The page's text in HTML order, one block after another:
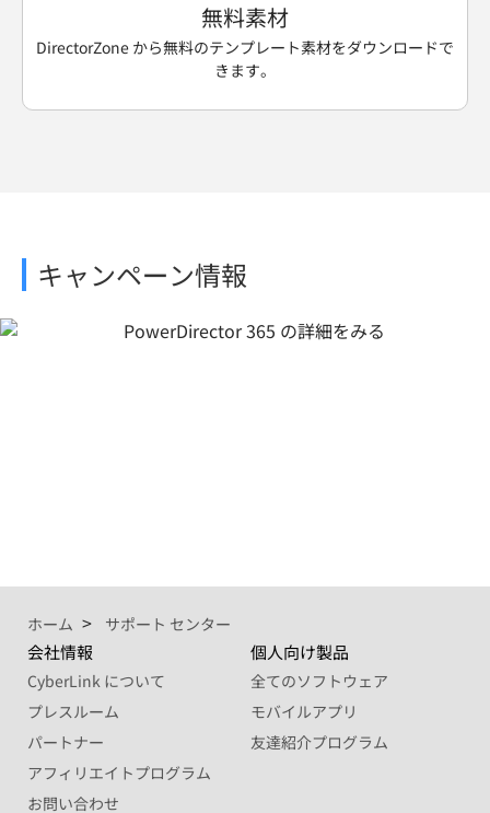
無料素材
DirectorZone から無料のテンプレート素材をダウンロードで
きます。
キャンペーン情報
ホーム サポート センター
会社情報
CyberLink について
プレスルーム
パートナー
アフィリエイトプログラム
お問い合わせ
個人向け製品
全てのソフトウェア
モバイルアプリ
友達紹介プログラム